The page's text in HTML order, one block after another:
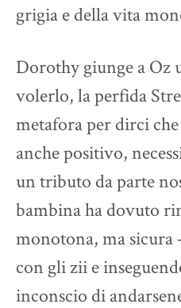
grigia e della vita
Dorothy giunge a Oz
volerlo, la perfida
metafora per dirci
anche positivo,
un tributo da parte
bambina ha dovuto
monotona, ma sicura
con gli zii e
inconscio di